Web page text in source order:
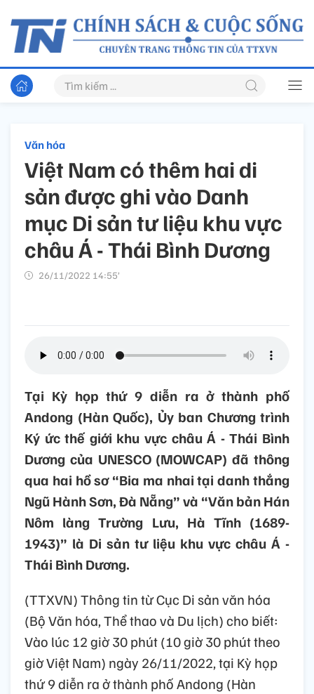
Văn hóa
Việt Nam có thêm hai di
sản được ghi vào Danh
mục Di sản tư liệu khu vực
châu Á - Thái Bình Dương
26/11/2022 14:55’
Tại Kỳ họp thứ 9 diễn ra ở thành phố
Andong (Hàn Quốc), Ủy ban Chương trình
Ký ức thế giới khu vực châu Á - Thái Bình
Dương của UNESCO (MOWCAP) đã thông
qua hai hồ sơ “Bia ma nhai tại danh thắng
Ngũ Hành Sơn, Đà Nẵng” và “Văn bản Hán
Nôm làng Trường Lưu, Hà Tĩnh (1689-
1943)” là Di sản tư liệu khu vực châu Á -
Thái Bình Dương.
(TTXVN) Thông tin từ Cục Di sản văn hóa
(Bộ Văn hóa, Thể thao và Du lịch) cho biết:
Vào lúc 12 giờ 30 phút (10 giờ 30 phút theo
giờ Việt Nam) ngày 26/11/2022, tại Kỳ họp
thứ 9 diễn ra ở thành phố Andong (Hàn